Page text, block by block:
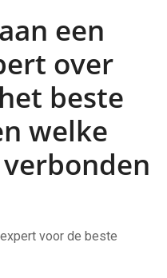
een
over
beste
welke
verbonden
voor de beste